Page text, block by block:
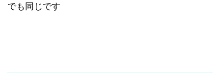
でも同じです